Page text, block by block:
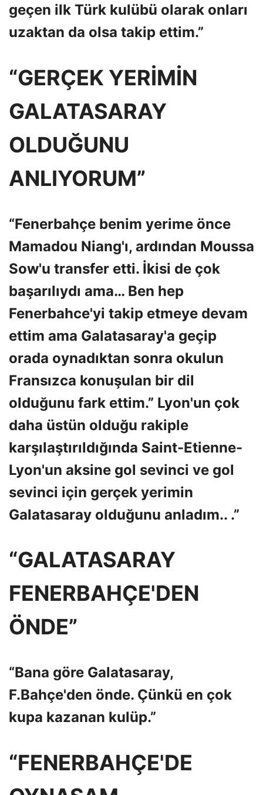
geçen ilk Türk kulübü olarak onları
uzaktan da olsa takip ettim.”
“GERÇEK YERİMİN
GALATASARAY
OLDUĞUNU
ANLIYORUM”
“Fenerbahçe benim yerime önce
Mamadou Niang'ı, ardından Moussa
Sow'u transfer etti. İkisi de çok
başarılıydı ama… Ben hep
Fenerbahce'yi takip etmeye devam
ettim ama Galatasaray'a geçip
orada oynadıktan sonra okulun
Fransızca konuşulan bir dil
olduğunu fark ettim.” Lyon'un çok
daha üstün olduğu rakiple
karşılaştırıldığında Saint-Etienne-
Lyon'un aksine gol sevinci ve gol
sevinci için gerçek yerimin
Galatasaray olduğunu anladım.. .”
“GALATASARAY
FENERBAHÇE'DEN
ÖNDE”
“Bana göre Galatasaray,
F.Bahçe'den önde. Çünkü en çok
kupa kazanan kulüp.”
“FENERBAHÇE'DE